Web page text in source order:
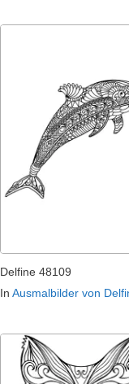
Delfine 48109
In Ausmalbilder von